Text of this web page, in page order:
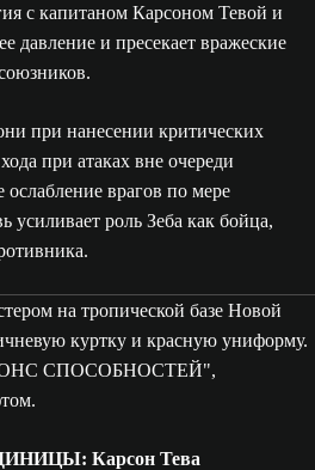
с капитаном Карсоном Тевой и
давление и пресекает вражеские
при нанесении критических
при атаках вне очереди
врагов по мере
усиливает роль Зеба как бойца,
Карсон Тева